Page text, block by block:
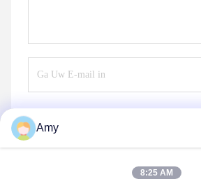
Amy
8:25 AM